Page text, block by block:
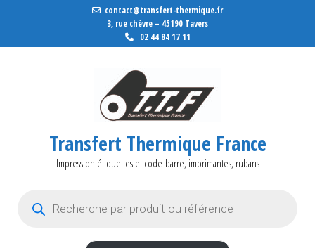
contact@transfert-thermique.fr
3, rue chèvre – 45190 Tavers
02 44 84 17 11
Transfert Thermique France
Impression étiquettes et code-barre, imprimantes, rubans